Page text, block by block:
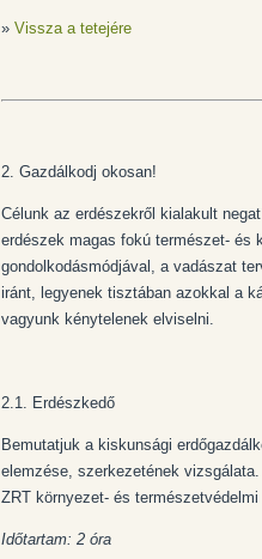
» Vissza a tetejére
2. Gazdálkodj okosan!
Célunk az erdészekről kialakult
erdészek magas fokú természet- és
gondolkodásmódjával, a vadászat
iránt, legyenek tisztában azokkal a
vagyunk kénytelenek elviselni.
2.1. Erdészkedő
Bemutatjuk a kiskunsági
elemzése, szerkezetének
ZRT környezet- és
Időtartam: 2 óra